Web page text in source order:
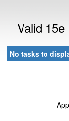
Valid
No tasks to